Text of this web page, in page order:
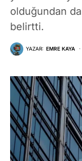
olduğundan
belirtti.
YAZAR: EMRE KAYA